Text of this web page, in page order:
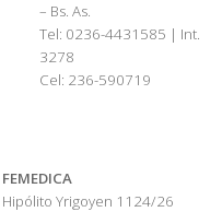
– Bs. As.
Tel: 0236-4431585 | Int.
3278
Cel: 236-590719
FEMEDICA
Hipólito Yrigoyen 1124/26